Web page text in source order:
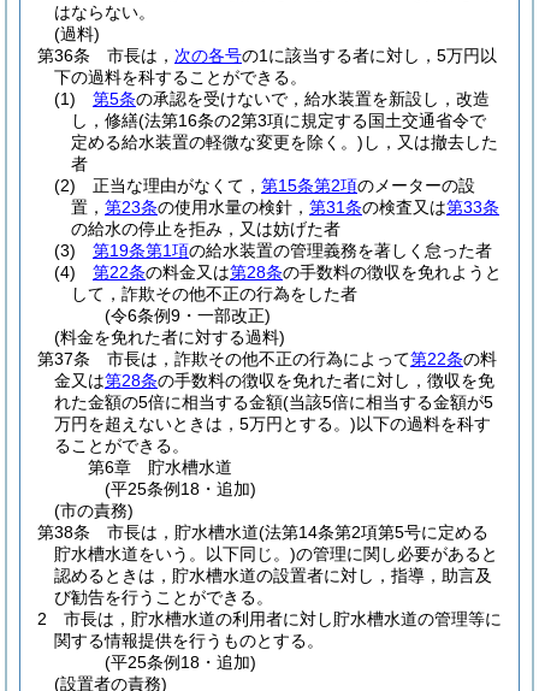
はならない。
(過料)
第36条
市長は， 次の各号の1に該当する者に対し，5万円以
下の過料を科することができる。
(1)
第5条の承認を受けないで，給水装置を新設し，改造
し，修繕(法第16条の2第3項に規定する国土交通省令で
定める給水装置の軽微な変更を除く。) し，又は撤去した
者
(2)
正当な理由がなくて， 第15条第2項のメーターの設
置， 第23条の使用水量の検針， 第31条の検査又は第33条
の給水の停止を拒み，又は妨げた者
(3)
第19条第1項の給水装置の管理義務を著しく怠った者
(4)
第22条の料金又は第28条の手数料の徴収を免れようと
して，詐欺その他不正の行為をした者
(令6条例9・一部改正)
(料金を免れた者に対する過料)
第37条
市長は，詐欺その他不正の行為によって第22条の料
金又は第28条の手数料の徴収を免れた者に対し，徴収を免
れた金額の5倍に相当する金額(当該5倍に相当する金額が5
万円を超えないときは，5万円とする。)以下の過料を科す
ることができる。
第6章
貯水槽水道
(平25条例18・追加)
(市の責務)
第38条
市長は，貯水槽水道(法第14条第2項第5号に定める
貯水槽水道をいう。以下同じ。)の管理に関し必要があると
認めるときは，貯水槽水道の設置者に対し，指導，助言及
び勧告を行うことができる。
2
市長は，貯水槽水道の利用者に対し貯水槽水道の管理等に
関する情報提供を行うものとする。
(平25条例18・追加)
(設置者の責務)